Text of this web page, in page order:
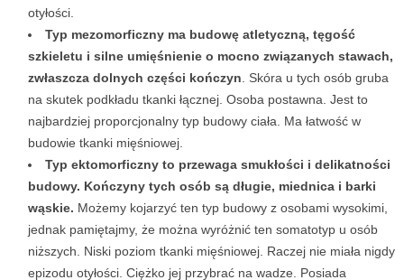
otyłości.
Typ mezomorficzny ma budowę atletyczną, tęgość
szkieletu i silne umięśnienie o mocno związanych stawach,
zwłaszcza dolnych części kończyn . Skóra u tych osób gruba
na skutek podkładu tkanki łącznej. Osoba postawna. Jest to
najbardziej proporcjonalny typ budowy ciała. Ma łatwość w
budowie tkanki mięśniowej.
Typ ektomorficzny to przewaga smukłości i delikatności
budowy. Kończyny tych osób są długie, miednica i barki
wąskie. Możemy kojarzyć ten typ budowy z osobami wysokimi,
jednak pamiętajmy, że można wyróżnić ten somatotyp u osób
niższych. Niski poziom tkanki mięśniowej. Raczej nie miała nigdy
epizodu otyłości. Ciężko jej przybrać na wadze. Posiada